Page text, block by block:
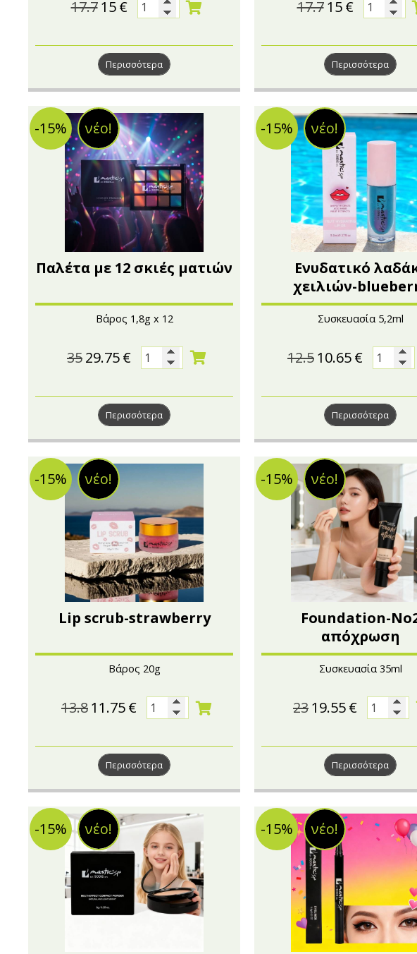
17.7 15 €
Περισσότερα
17.7 15 €
Περισσότερα
Παλέτα με 12 σκιές ματιών
Βάρος 1,8g x 12
3529.75€
Περισσότερα
-15% νέο!
Ενυδατικό
χειλιών-
Συσκευασία 5,2ml
12.510.65€
Περισσότερα
-15% νέο!
Lip scrub-strawberry
Βάρος 20g
13.811.75€
Περισσότερα
-15% νέο!
Foundation-
απόχρωση
Συσκευασία 35ml
2319.55€
Περισσότερα
-15% νέο!
-15% νέο! -15% νέο!